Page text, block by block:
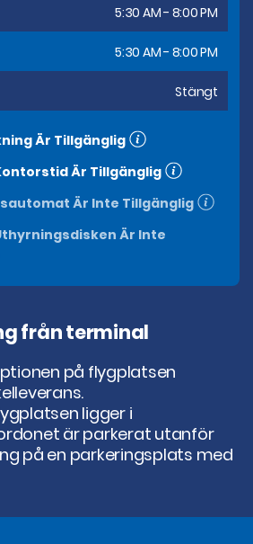
5:30 AM - 8:00 PM
5:30 AM - 8:00 PM
Stängt
Är Tillgänglig
Är Tillgänglig
Är Inte Tillgänglig
Är Inte
från terminal
på flygplatsen
ligger i
är parkerat utanför
på en parkeringsplats med